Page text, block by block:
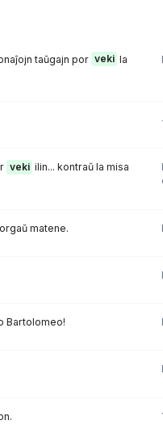
taŭgajn por veki la
veki ilin... kontraŭ la misa
matene.
Bartolomeo!